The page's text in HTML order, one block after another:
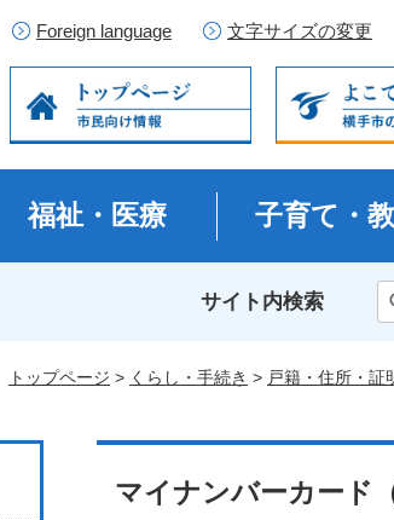
Foreign language 文字サイズの変更
福祉・医療 子育て・
サイト内検索
トップページ > くらし・手続き > 戸籍・住所・証
マイナンバーカード